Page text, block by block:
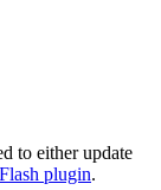
to either update
Flash plugin.